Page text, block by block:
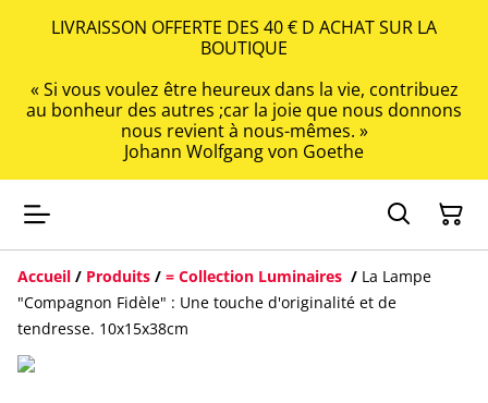
LIVRAISSON OFFERTE DES 40 € D ACHAT SUR LA
BOUTIQUE
« Si vous voulez être heureux dans la vie, contribuez
au bonheur des autres ;car la joie que nous donnons
nous revient à nous-mêmes. »
Johann Wolfgang von Goethe
Accueil / Produits / = Collection Luminaires / La Lampe
"Compagnon Fidèle" : Une touche d'originalité et de
tendresse. 10x15x38cm